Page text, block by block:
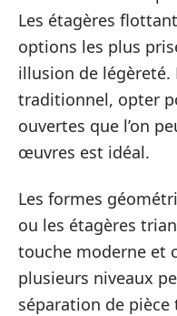
Les étagères
options les plus
illusion de légèreté.
traditionnel, opter
ouvertes que l’on
œuvres est idéal.
Les formes
ou les étagères
touche moderne et
plusieurs niveaux
séparation de